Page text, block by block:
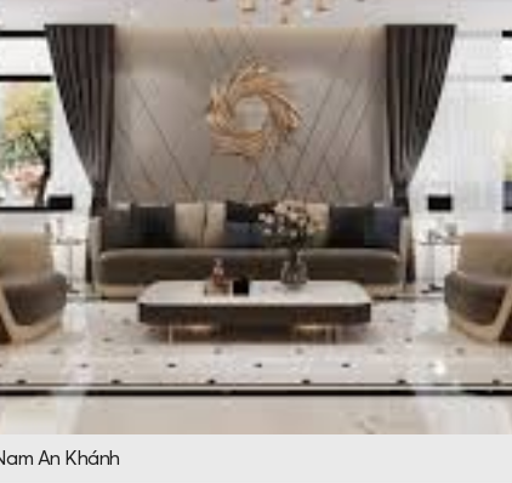
An Khánh